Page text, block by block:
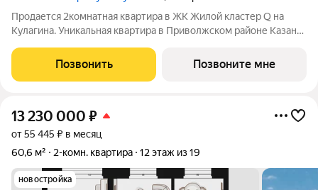
Продается 2комнатная квартира в ЖК Жилой кластер Q на
Кулагина. Уникальная квартира в Приволжском районе Казани,
Собственный детский сад, школа, дворы-парки с сенсорными
игровыми и
Позвонить Позвоните мне
13 230 000 ₽
от 55 445 ₽ в месяц
60,6 м²
2-комн. квартира 12 этаж из 19
новостройка